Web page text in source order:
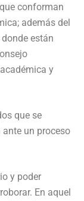
conforman
además del
están
y
que se
un proceso
y poder
En aquel